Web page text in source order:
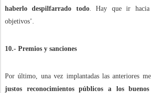
haberlo despilfarrado todo. Hay que ir hacia
objetivos’.
10.- Premios y sanciones
Por último, una vez implantadas las anteriores
justos reconocimientos públicos a los